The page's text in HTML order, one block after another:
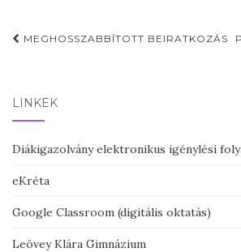
Post
MEGHOSSZABBÍTOTT BEIRATKOZÁS
LINKEK
Diákigazolvány elektronikus igénylési
eKréta
Google Classroom (digitális oktatás)
Leövey Klára Gimnázium